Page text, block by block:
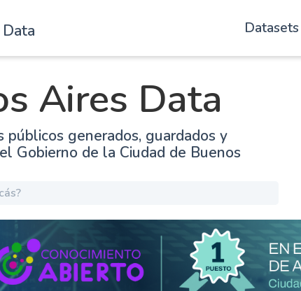
Datasets
Aires Data
públicos generados, guardados y
Gobierno de la Ciudad de Buenos